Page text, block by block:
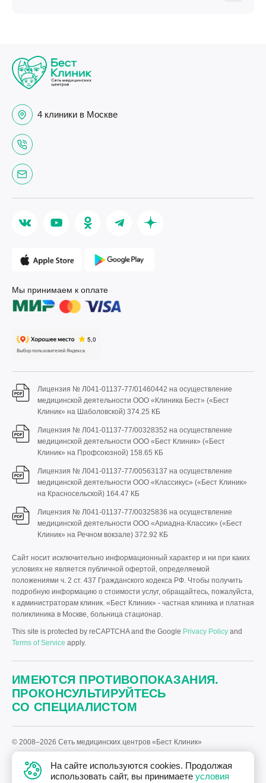
4 клиники в Москве
Мы принимаем к оплате
Лицензия № Л041-01137-77/01460442 на осуществление
медицинской деятельности ООО «Клиника Бест» («Бест
Клиник» на Шаболовской) 374.25 КБ
Лицензия № Л041-01137-77/00328352 на осуществление
медицинской деятельности ООО «Бест Клиник» («Бест
Клиник» на Профсоюзной) 158.65 КБ
Лицензия № Л041-01137-77/00563137 на осуществление
медицинской деятельности ООО «Классикус» («Бест Клиник»
на Красносельской) 164.47 КБ
Лицензия № Л041-01137-77/00325836 на осуществление
медицинской деятельности ООО «Ариадна-Классик» («Бест
Клиник» на Речном вокзале) 372.92 КБ
Сайт носит исключительно информационный характер и ни при каких
условиях не является публичной офертой, определяемой
положениями ч. 2 ст. 437 Гражданского кодекса РФ. Чтобы получить
подробную информацию о стоимости услуг, обращайтесь, пожалуйста,
к администраторам клиник. «Бест Клиник» - частная клиника и платная
поликлиника в Москве, больница стационар.
This site is protected by reCAPTCHA and the Google Privacy Policy and
Terms of Service apply.
ИМЕЮТСЯ ПРОТИВОПОКАЗАНИЯ.
ПРОКОНСУЛЬТИРУЙТЕСЬ
СО СПЕЦИАЛИСТОМ
© 2008–2026 Сеть медицинских центров «Бест Клиник»
Политика «Бест Клиник» в отношении обработки персональных
данных.
На сайте используются cookies. Продолжая
использовать сайт, вы принимаете условия